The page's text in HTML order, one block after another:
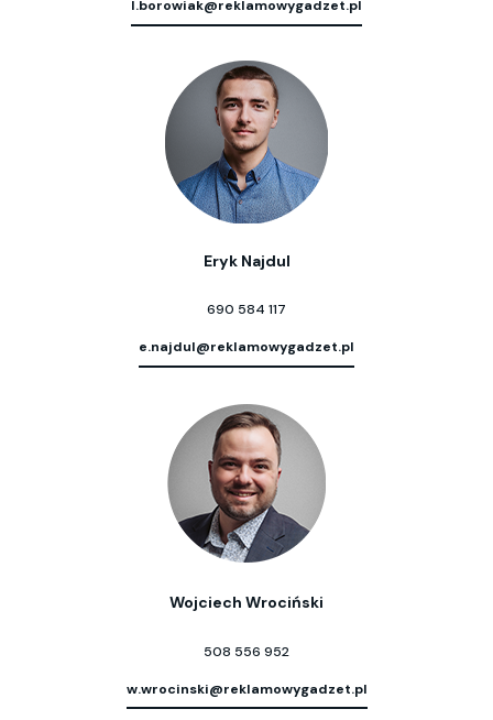
l.borowiak@reklamowygadzet.pl
Eryk Najdul
690 584 117
e.najdul@reklamowygadzet.pl
Wojciech Wrociński
508 556 952
w.wrocinski@reklamowygadzet.pl